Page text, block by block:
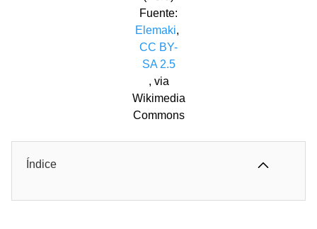
Fuente:
Elemaki,
CC BY-
SA 2.5
, via
Wikimedia
Commons
Índice